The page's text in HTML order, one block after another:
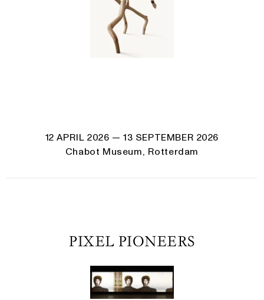
12 APRIL 2026 — 13 SEPTEMBER 2026
Chabot Museum, Rotterdam
PIXEL PIONEERS